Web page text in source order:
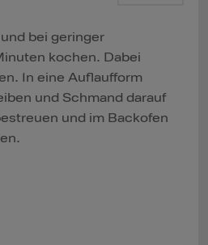
bei geringer
kochen. Dabei
In eine Auflaufform
und Schmand darauf
und im Backofen